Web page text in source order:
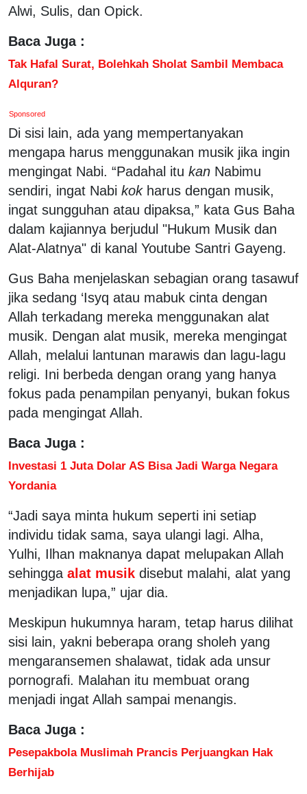
Alwi, Sulis, dan Opick.
Baca Juga :
Tak Hafal Surat, Bolehkah Sholat Sambil Membaca
Alquran?
Sponsored
Di sisi lain, ada yang mempertanyakan
mengapa harus menggunakan musik jika ingin
mengingat Nabi. “Padahal itu kan Nabimu
sendiri, ingat Nabi kokharus dengan musik,
ingat sungguhan atau dipaksa,” kata Gus Baha
dalam kajiannya berjudul "Hukum Musik dan
Alat-Alatnya" di kanal Youtube Santri Gayeng.
Gus Baha menjelaskan sebagian orang tasawuf
jika sedang ‘Isyq atau mabuk cinta dengan
Allah terkadang mereka menggunakan alat
musik. Dengan alat musik, mereka mengingat
Allah, melalui lantunan marawis dan lagu-lagu
religi. Ini berbeda dengan orang yang hanya
fokus pada penampilan penyanyi, bukan fokus
pada mengingat Allah.
Baca Juga :
Investasi 1 Juta Dolar AS Bisa Jadi Warga Negara
Yordania
“Jadi saya minta hukum seperti ini setiap
individu tidak sama, saya ulangi lagi. Alha,
Yulhi, Ilhan maknanya dapat melupakan Allah
sehingga alat musik disebut malahi, alat yang
menjadikan lupa,” ujar dia.
Meskipun hukumnya haram, tetap harus dilihat
sisi lain, yakni beberapa orang sholeh yang
mengaransemen shalawat, tidak ada unsur
pornografi. Malahan itu membuat orang
menjadi ingat Allah sampai menangis.
Baca Juga :
Pesepakbola Muslimah Prancis Perjuangkan Hak
Berhijab